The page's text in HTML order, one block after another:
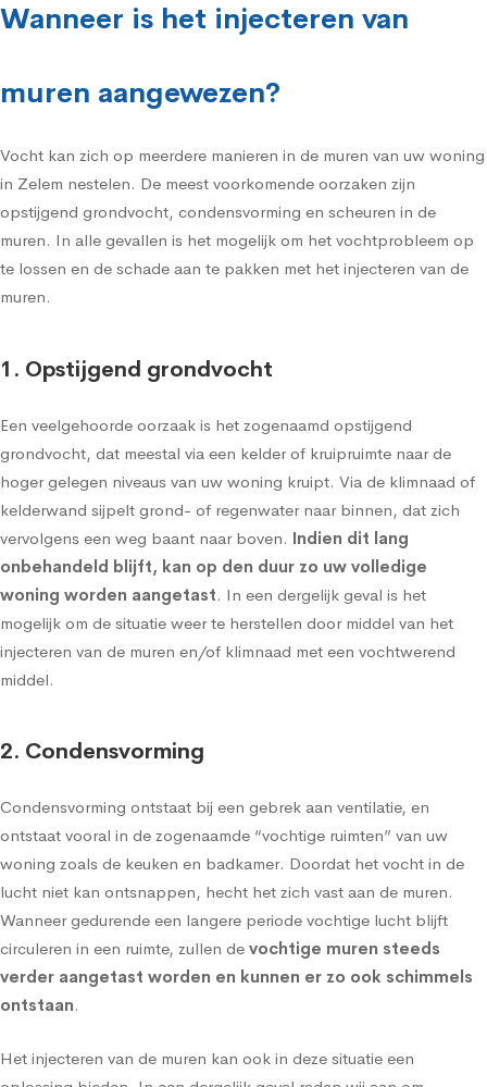
Wanneer is het injecteren van
muren aangewezen?
Vocht kan zich op meerdere manieren in de muren van uw woning
in Zelem nestelen. De meest voorkomende oorzaken zijn
opstijgend grondvocht, condensvorming en scheuren in de
muren. In alle gevallen is het mogelijk om het vochtprobleem op
te lossen en de schade aan te pakken met het injecteren van de
muren.
1. Opstijgend grondvocht
Een veelgehoorde oorzaak is het zogenaamd opstijgend
grondvocht, dat meestal via een kelder of kruipruimte naar de
hoger gelegen niveaus van uw woning kruipt. Via de klimnaad of
kelderwand sijpelt grond- of regenwater naar binnen, dat zich
vervolgens een weg baant naar boven. Indien dit lang
onbehandeld blijft, kan op den duur zo uw volledige
woning worden aangetast. In een dergelijk geval is het
mogelijk om de situatie weer te herstellen door middel van het
injecteren van de muren en/of klimnaad met een vochtwerend
middel.
2. Condensvorming
Condensvorming ontstaat bij een gebrek aan ventilatie, en
ontstaat vooral in de zogenaamde “vochtige ruimten” van uw
woning zoals de keuken en badkamer. Doordat het vocht in de
lucht niet kan ontsnappen, hecht het zich vast aan de muren.
Wanneer gedurende een langere periode vochtige lucht blijft
circuleren in een ruimte, zullen de vochtige muren steeds
verder aangetast worden en kunnen er zo ook schimmels
ontstaan.
Het injecteren van de muren kan ook in deze situatie een